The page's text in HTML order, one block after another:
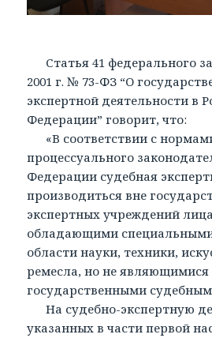
Статья 41 федерального
2001 г. № 73-ФЗ “О
экспертной деятельности в
Федерации” говорит, что:
«В соответствии с
процессуального
Федерации судебная
производиться вне
экспертных учреждений
обладающими
области науки, техники,
ремесла, но не являющимися
государственными
На судебно-экспертную
указанных в части первой